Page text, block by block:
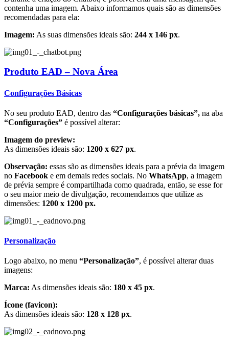
contenha uma imagem. Abaixo informamos quais são as dimensões
recomendadas para ela:
Imagem: As suas dimensões ideais são: 244 x 146 px.
Produto EAD – Nova Área
Configurações Básicas
No seu produto EAD, dentro das “Configurações básicas”, na aba
“Configurações” é possível alterar:
Imagem do preview:
As dimensões ideais são: 1200 x 627 px.
Observação: essas são as dimensões ideais para a prévia da imagem
no Facebook e em demais redes sociais. No WhatsApp, a imagem
de prévia sempre é compartilhada como quadrada, então, se esse for
o seu maior meio de divulgação, recomendamos que utilize as
dimensões: 1200 x 1200 px.
Personalização
Logo abaixo, no menu “Personalização”, é possível alterar duas
imagens:
Marca: As dimensões ideais são: 180 x 45 px.
Ícone (favicon):
As dimensões ideais são: 128 x 128 px.